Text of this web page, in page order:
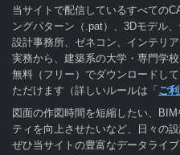
当サイトで配信しているすべての
ングパターン（.pat）、3Dモデル
設計事務所、ゼネコン、インテリ
実務から、建築系の大学・専門学
無料（フリー）でダウンロードし
ただけます（詳しいルールは「ご
図面の作図時間を短縮したい、
ティを向上させたいなど、日々の
ぜひ当サイトの豊富なデータライ